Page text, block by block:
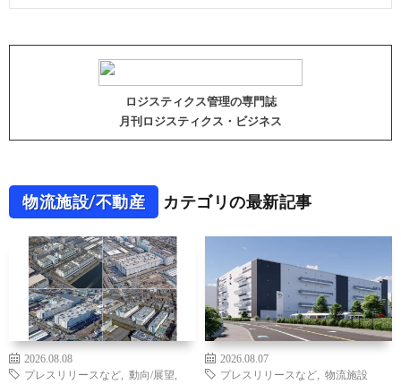
ロジスティクス管理の専門誌
月刊ロジスティクス・ビジネス
物流施設/不動産 カテゴリの最新記事
2026.08.08
プレスリリースなど
動向/展望
2026.08.07
プレスリリースなど
物流施設